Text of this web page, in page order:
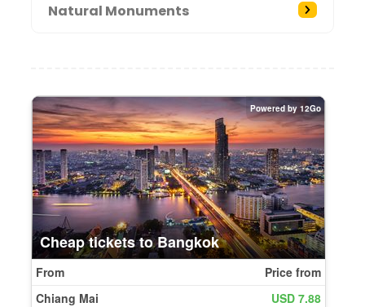
Natural Monuments